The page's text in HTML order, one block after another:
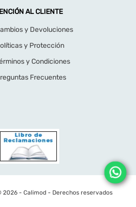
AL CLIENTE
y Devoluciones
y Protección
y Condiciones
Frecuentes
2026 - Calimod - Derechos reservados